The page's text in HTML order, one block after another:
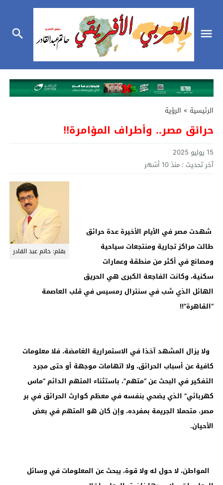
الرئيسية » الرؤية
حرائق مصر.. وأطراف المؤامرة!!
15 يوليو 2025
آخر تحديث : منذ 10 أشهر
بقلم: حاتم عبد القادر
شهدت مصر في الأيام الأخيرة عدة حرائق
طالت مراكز تجارية ومنتجعات سياحية
ومصانع في أكثر من منطقة وعمارات
سكنية، وكانت الفاجعة الكبرى هي الحريق
الهائل الذي شب في سنترال رمسيس في قلب العاصمة
“القاهرة”!!
ولا يزال المشهد آخذا في الاستمرارية الغامضة، فلا معلومات
كافية عن أسباب الحرائق، ولا اتهامات موجهة أو حتى مجرد
التفكير في البحث عن “متهم”، باستثناء المتهم الدائم “ماس
كهربائي” الذي يضحي بنفسه في معظم كوارث الحرائق في بر
مصر، متحملا الجريمة بمفرده، وإن كان هو المتهم في بعض
الأحيان.
المواطن، لا حول له ولا قوة، يبحث عن المعلومات في وسائل